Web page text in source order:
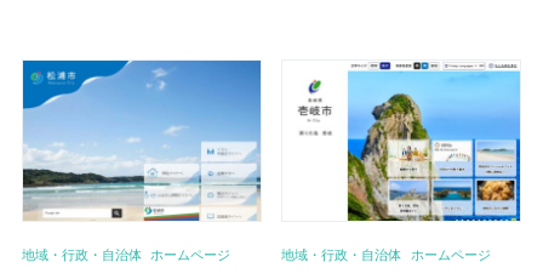
地域・行政・自治体 ホームページ 地域・行政・自治体 ホームページ